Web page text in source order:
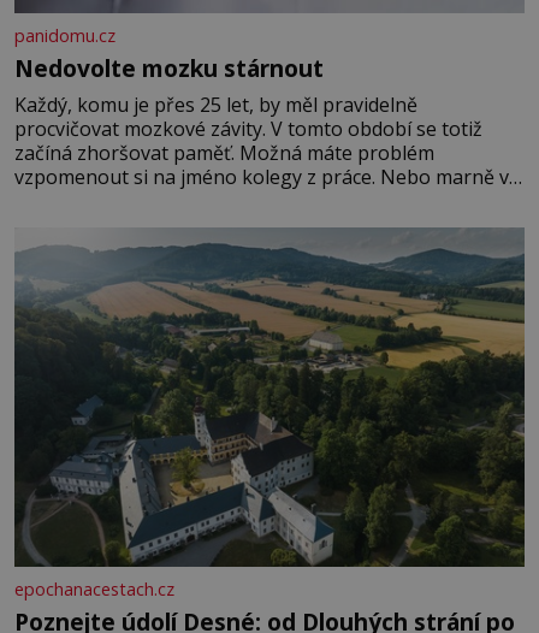
panidomu.cz
Nedovolte mozku stárnout
Každý, komu je přes 25 let, by měl pravidelně
procvičovat mozkové závity. V tomto období se totiž
začíná zhoršovat paměť. Možná máte problém
vzpomenout si na jméno kolegy z práce. Nebo marně v
Je to opravdu tak, s věkem jako kdyby se paměť
rozhodla stávkovat. Cvičte
epochanacestach.cz
Poznejte údolí Desné: od Dlouhých strání po